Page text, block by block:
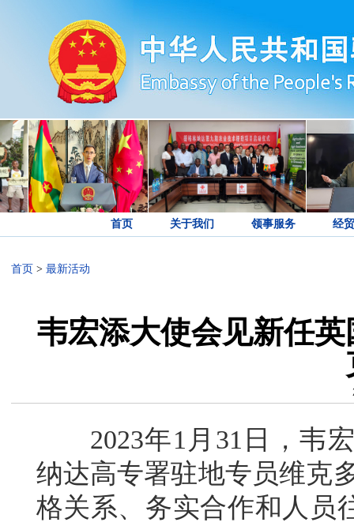
首页 关于我们 领事服务 经
首页 > 最新活动
韦宏添大使会见新任
2023年1月31日，韦宏
纳达高专署驻地专员维克
格关系、务实合作和人员